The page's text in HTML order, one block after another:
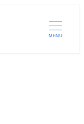
MENU